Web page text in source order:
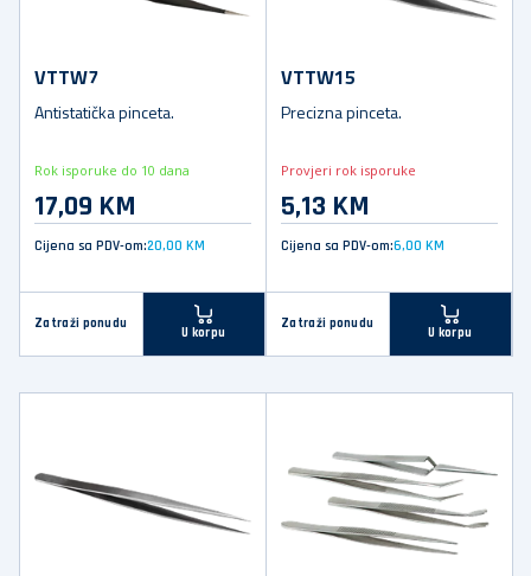
VTTW7
Antistatička pinceta.
Rok isporuke do 10 dana
17,09 KM
Cijena sa PDV-om:20,00 KM
Zatraži ponudu
U korpu
VTTW15
Precizna pinceta.
Provjeri rok isporuke
5,13 KM
Cijena sa PDV-om:6,00 KM
Zatraži ponudu
U korpu